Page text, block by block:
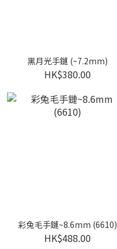
黑月光手鏈 (~7.2mm)
HK$380.00
彩兔毛手鏈~8.6mm (6610)
HK$488.00